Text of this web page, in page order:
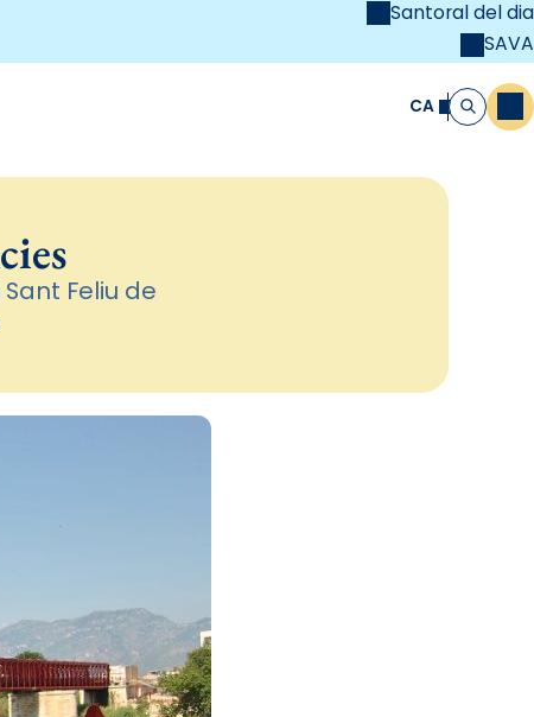
Santoral del dia
SAVA
Cristiana CA Cerca
Feliu de